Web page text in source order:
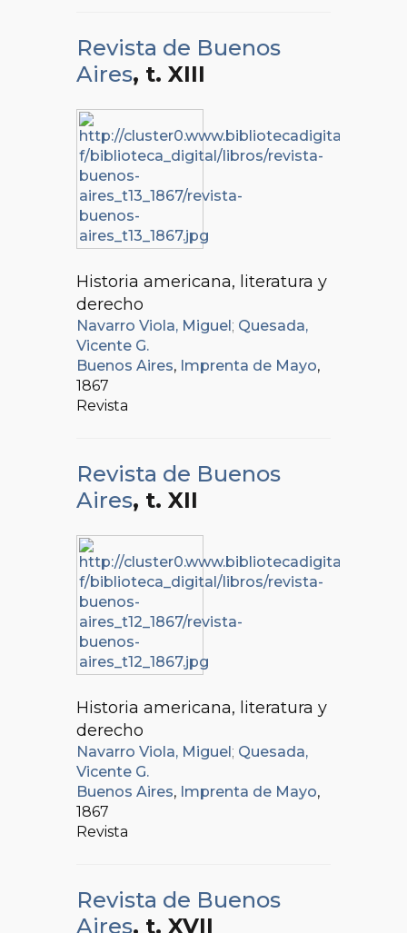
Revista de Buenos
Aires, t. XIII
Historia americana, literatura y
derecho
Navarro Viola, Miguel ; Quesada,
Vicente G.
Buenos Aires, Imprenta de Mayo,
1867
Revista
Revista de Buenos
Aires, t. XII
Historia americana, literatura y
derecho
Navarro Viola, Miguel ; Quesada,
Vicente G.
Buenos Aires, Imprenta de Mayo,
1867
Revista
Revista de Buenos
Aires, t. XVII